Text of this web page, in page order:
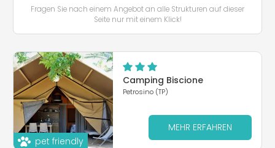
Fragen Sie nach einem Angebot an alle Strukturen auf dieser
Seite nur mit einem Klick!
pet friendly
Camping Biscione
Petrosino (TP)
MEHR ERFAHREN